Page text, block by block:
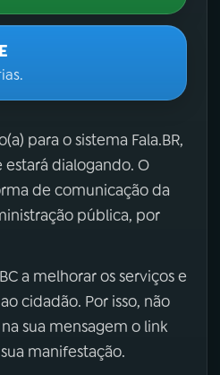
para o sistema Fala.BR,
estará dialogando. O
de comunicação da
pública, por
a melhorar os serviços e
cidadão. Por isso, não
sua mensagem o link
manifestação.